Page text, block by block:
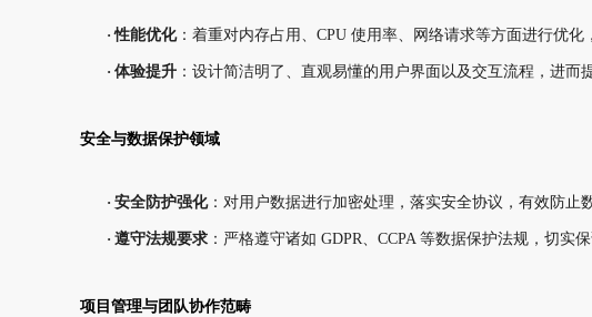
·性能优化：着重对内存占用、 CPU 使用率、网络请求等方面进行优
· 体验提升 ：设计简洁明了、直观易懂的用户界面以及交互流程，进
安全与数据保护领域
· 安全防护强化：对用户数据进行加密处理，落实安全协议，有效防
· 遵守法规要求 ：严格遵守诸如 GDPR、CCPA 等数据保护法规，切实
项目管理与团队协作范畴